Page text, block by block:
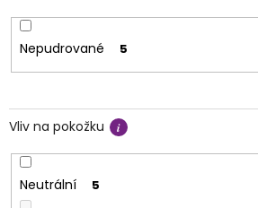
Nepudrované 5
Vliv na pokožku
Neutrální 5